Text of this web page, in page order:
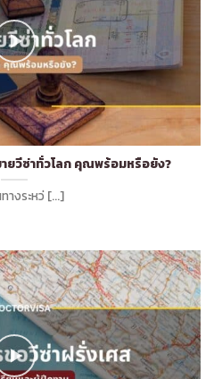
ยวีซ่าทั่วโลก คุณพร้อมหรือยัง?
างระหว่ [...]